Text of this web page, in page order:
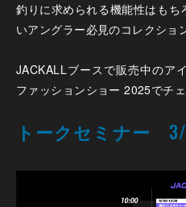
釣りに求められる機能性はも
いアングラー必見のコレクショ
JACKALLブースで販売中のア
ファッションショー 2025でチ
トークセミナー